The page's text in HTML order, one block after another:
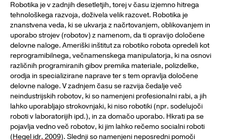
Robotika je v zadnjih desetletjih, torej v času izjemno hitrega
tehnološkega razvoja, doživela velik razcvet. Robotika je
znanstvena veda, ki se ukvarja z načrtovanjem, oblikovanjem in
uporabo strojev (robotov) z namenom, da ti opravijo določene
delovne naloge. Ameriški inštitut za robotiko robota opredeli kot
reprogramibilnega, večnamenskega manipulatorja, ki na osnovi
različnih programiranih gibov premika materiale, polizdelke,
orodja in specializirane naprave ter s tem opravlja določene
delovne naloge. V zadnjem času se razvija čedalje več
neindustrijskih robotov, ki so namenjeni profesionalni rabi, a jih
lahko uporabljajo strokovnjaki, ki niso robotiki (npr. sodelujoči
roboti v laboratorijih ipd.), in za domačo uporabo. Hkrati pa se
pojavlja vedno več robotov, ki jim lahko rečemo socialni roboti
(Hegel idr. 2009). Slednji so namenjeni neposredni pomoči